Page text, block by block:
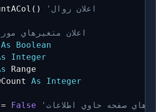
( ) 'اعلان روال
' اعلان متغيرهاي
As
Boolean
Integer
As Integer
= False
هاي صفحه حاوي اطلاعات